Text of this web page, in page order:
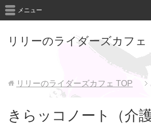
リリーのライダーズカフェ
メニュー
リリーのライダーズカフェ TOP
きらッコノート（介